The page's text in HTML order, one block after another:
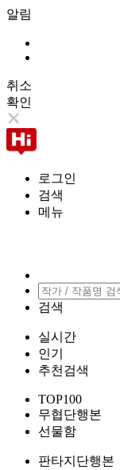
알림
취소
확인
로그인
검색
메뉴
검색
실시간
인기
추천검색
TOP100
무협단행본
선물함
판타지단행본